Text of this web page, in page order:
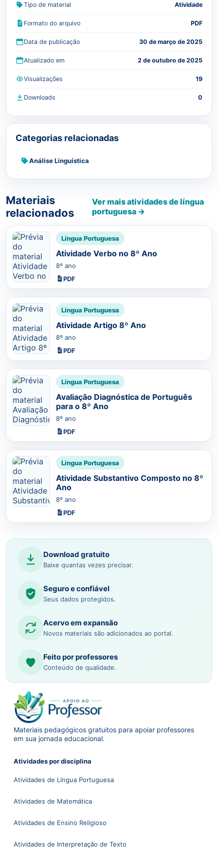
Tipo de material Atividade
Formato do arquivo PDF
Data de publicação 30 de março de 2025
Atualizado em 2 de outubro de 2025
Visualizações 19
Downloads 0
Categorias relacionadas
Análise Linguística
Materiais
relacionados
Ver mais atividades de língua
portuguesa →
Língua Portuguesa
Atividade Verbo no 8º Ano
8º ano
PDF
Língua Portuguesa
Atividade Artigo 8º Ano
8º ano
PDF
Língua Portuguesa
Avaliação Diagnóstica de Português
para o 8º Ano
8º ano
PDF
Língua Portuguesa
Atividade Substantivo Composto no 8º
Ano
8º ano
PDF
Download gratuito
Baixe quantas vezes precisar.
Seguro e confiável
Seus dados protegidos.
Acervo em expansão
Novos materiais são adicionados ao portal.
Feito por professores
Conteúdo de qualidade.
Materiais pedagógicos gratuitos para apoiar professores
em sua jornada educacional.
Atividades por disciplina
Atividades de Língua Portuguesa
Atividades de Matemática
Atividades de Ensino Religioso
Atividades de Interpretação de Texto